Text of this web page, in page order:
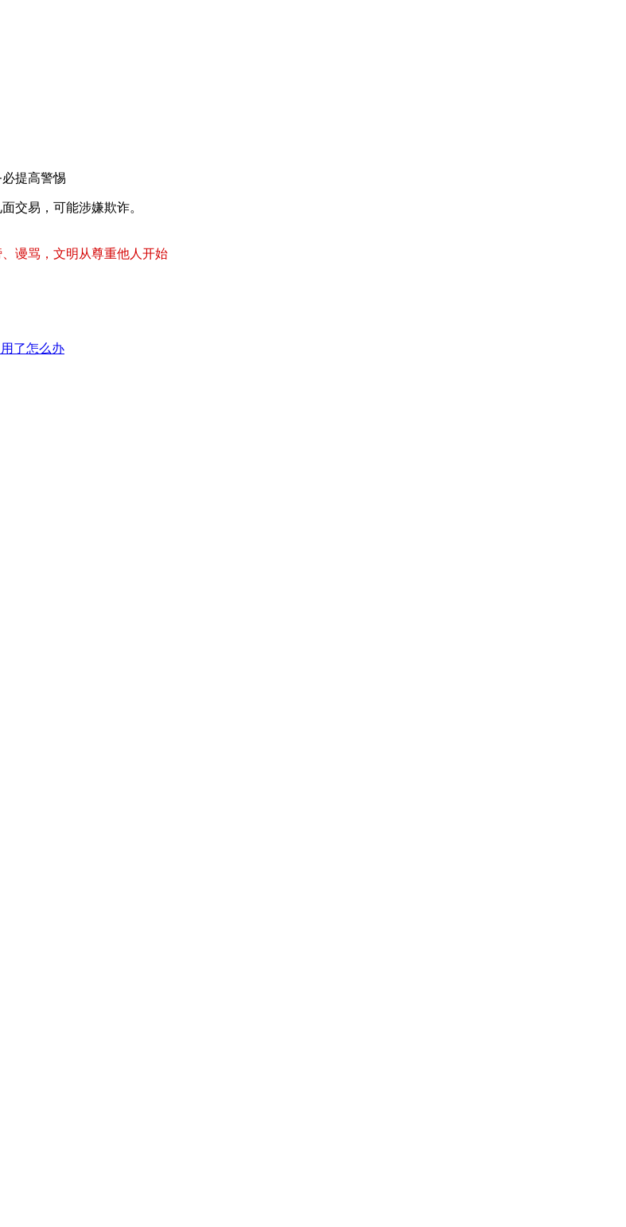
提高警惕
交易，可能涉嫌欺诈。
谩骂，文明从尊重他人开始
了怎么办